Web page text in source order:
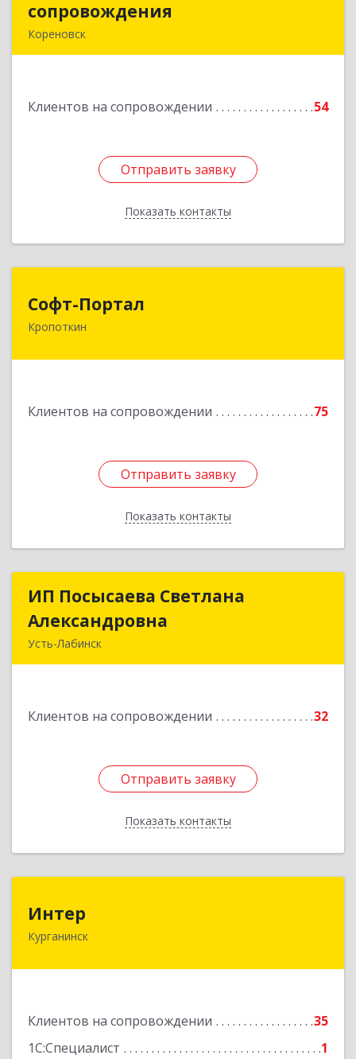
сопровождения
Кореновск
Клиентов на сопровождении 54
Отправить заявку
Показать контакты
Отправить заявку
Назад
Софт-Портал
Кропоткин
Клиентов на сопровождении 75
Отправить заявку
Показать контакты
352395, Краснодарский край, Кавказский р-н,
Отправить заявку
Назад
ИП Посысаева Светлана
Александровна
Усть-Лабинск
Клиентов на сопровождении 32
Отправить заявку
Показать контакты
ИП Посысаева Светлана
Подробнее
Отправить заявку
Назад
Интер
Курганинск
Клиентов на сопровождении
35
1С:Специалист
1
352430, Краснодарский край, Курганинск г,